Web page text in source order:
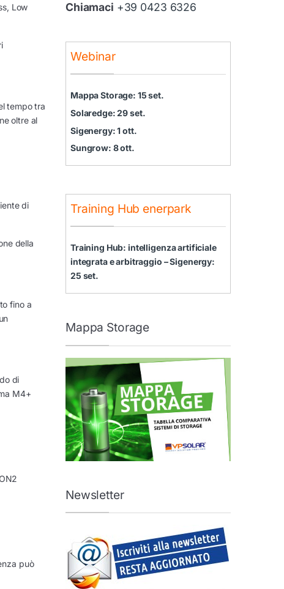
Low
tempo tra
oltre al
di
della
fino a
di
M4+
può
Chiamaci +39 0423 6326
Webinar
Mappa Storage: 15 set.
Solaredge: 29 set.
Sigenergy: 1 ott.
Sungrow: 8 ott.
Training Hub enerpark
Training Hub: intelligenza artificiale
integrata e arbitraggio – Sigenergy:
25 set.
Mappa Storage
Newsletter